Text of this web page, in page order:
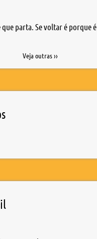
parta. Se voltar é porque
Veja outras ››